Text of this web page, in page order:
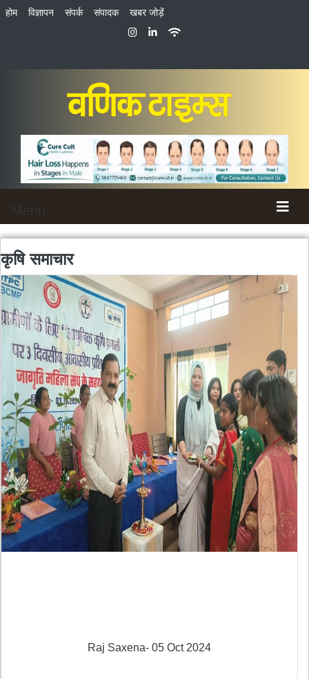
होम विज्ञापन संपर्क संपादक खबर जोड़ें
कृषिसमाचार
Raj Saxena- 05 Oct 2024